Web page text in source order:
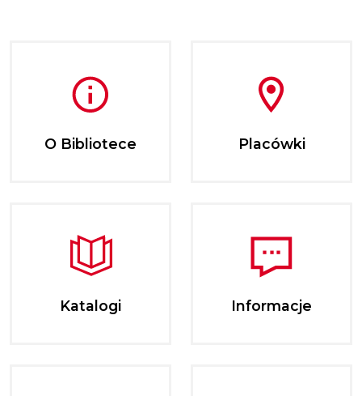
O Bibliotece Placówki
Katalogi Informacje